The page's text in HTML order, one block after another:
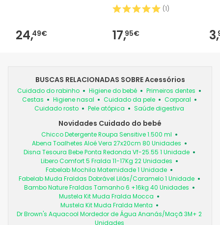
24,49€
(1)
17,95€ 3,
BUSCAS RELACIONADAS SOBRE Acessórios
Cuidado do rabinho Higiene do bebé
Primeiros dentes
Cestas
Higiene nasal Cuidado da pele
Corporal
Cuidado rosto
Pele atópica Saúde digestiva
Novidades Cuidado do bebé
Chicco Detergente Roupa Sensitive 1.500 ml
Abena Toalhetes Aloé Vera 27x20cm 80 Unidades
Disna Tesoura Bebe Ponta Redonda Vf-25.55 1 Unidade
Libero Comfort 5 Fralda 11-17Kg 22 Unidades
Fabelab Mochila Maternidade 1 Unidade
Fabelab Muda Fraldas Dobrável Lilás/Caramelo 1 Unidade
Bambo Nature Fraldas Tamanho 6 +16kg 40 Unidades
Mustela Kit Muda Fralda Mocca
Mustela Kit Muda Fralda Menta
Dr Brown's Aquacool Mordedor de Água Ananás/Maçã 3M+ 2
Unidades